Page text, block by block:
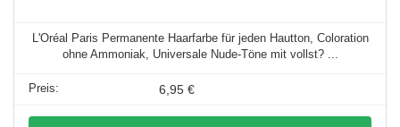
L'Oréal Paris Permanente Haarfarbe für jeden Hautton, Coloration
ohne Ammoniak, Universale Nude-Töne mit vollst? ...
6,95 €